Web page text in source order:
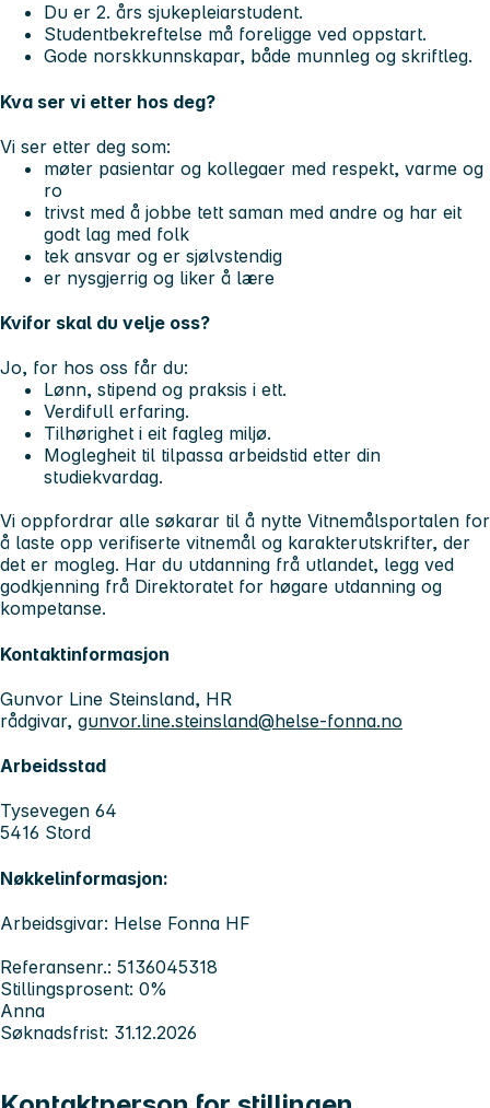
Du er 2. års sjukepleiarstudent.
Studentbekreftelse må foreligge ved oppstart.
Gode norskkunnskapar, både munnleg og skriftleg.
Kva ser vi etter hos deg?
Vi ser etter deg som:
møter pasientar og kollegaer med respekt, varme og
ro
trivst med å jobbe tett saman med andre og har eit
godt lag med folk
tek ansvar og er sjølvstendig
er nysgjerrig og liker å lære
Kvifor skal du velje oss?
Jo, for hos oss får du:
Lønn, stipend og praksis i ett.
Verdifull erfaring.
Tilhørighet i eit fagleg miljø.
Moglegheit til tilpassa arbeidstid etter din
studiekvardag.
Vi oppfordrar alle søkarar til å nytte Vitnemålsportalen for
å laste opp verifiserte vitnemål og karakterutskrifter, der
det er mogleg. Har du utdanning frå utlandet, legg ved
godkjenning frå Direktoratet for høgare utdanning og
kompetanse.
Kontaktinformasjon
Gunvor Line Steinsland, HR
rådgivar, gunvor.line.steinsland@helse-fonna.no
Arbeidsstad
Tysevegen 64
5416 Stord
Nøkkelinformasjon:
Arbeidsgivar: Helse Fonna HF
Referansenr.: 5136045318
Stillingsprosent: 0%
Anna
Søknadsfrist: 31.12.2026